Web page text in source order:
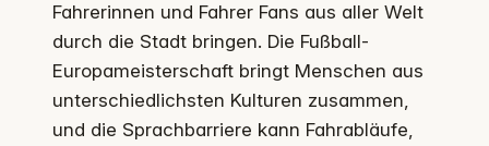
Fahrerinnen und Fahrer Fans aus aller Welt
durch die Stadt bringen. Die Fußball-
Europameisterschaft bringt Menschen aus
unterschiedlichsten Kulturen zusammen,
und die Sprachbarriere kann Fahrabläufe,